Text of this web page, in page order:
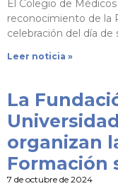
El Colegio de
reconocimiento de la
celebración del día de
Leer noticia »
La
organizan
Formación
7 de octubre de 2024